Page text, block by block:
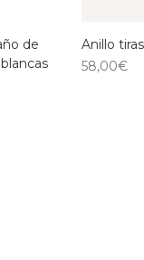
de
Anillo
58,00€